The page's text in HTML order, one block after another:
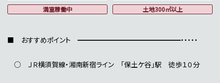
満室稼働中
土地300㎡以上
■ おすすめポイント ━━━━━━━━━━━━━━━・・・・・
○ ＪＲ横須賀線・湘南新宿ライン 「保土ケ谷」駅 徒歩１０分